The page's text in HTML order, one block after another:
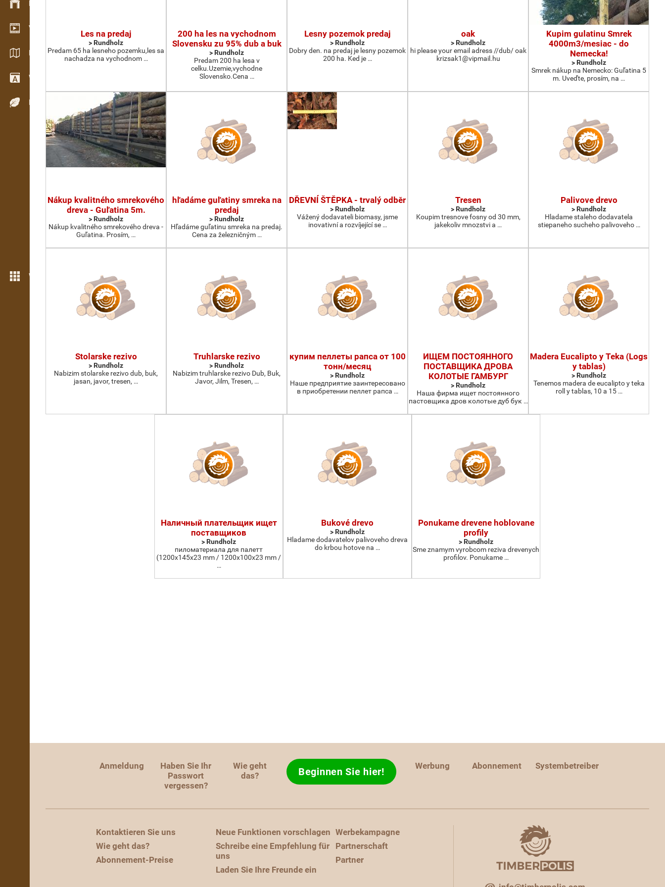
Bestandsmanagement
Video Showroom
Kataloge / Broschüren
Wörterbuch
Holzarten
Weitere Funktionen
Les na predaj
> Rundholz
Predam 65 ha lesneho pozemku,les sa
nachadza na vychodnom …
200 ha les na vychodnom
Slovensku zu 95% dub a buk
> Rundholz
Predam 200 ha lesa v
celku.Uzemie,vychodne
Slovensko.Cena …
Lesny pozemok predaj
> Rundholz
Dobry den. na predaj je lesny pozemok
200 ha. Ked je …
oak
> Rundholz
hi please your email adress //dub/ oak
krizsak1@vipmail.hu
Kupim gulatinu Smrek
4000m3/mesiac - do
Nemecka!
> Rundholz
Smrek nákup na Nemecko: Guľatina 5
m. Uveďte, prosím, na …
Nákup kvalitného smrekového
dreva - Guľatina 5m.
> Rundholz
Nákup kvalitného smrekového dreva -
Guľatina. Prosím, …
hľadáme guľatiny smreka na
predaj
> Rundholz
Hľadáme guľatinu smreka na predaj.
Cena za železničným …
DŘEVNÍ ŠTĚPKA - trvalý odběr
> Rundholz
Vážený dodavateli biomasy, jsme
inovativní a rozvíjející se …
Tresen
> Rundholz
Koupim tresnove fosny od 30 mm,
jakekoliv mnozstvi a …
Palivove drevo
> Rundholz
Hladame staleho dodavatela
stiepaneho sucheho palivoveho …
Stolarske rezivo
> Rundholz
Nabizim stolarske rezivo dub, buk,
jasan, javor, tresen, …
Truhlarske rezivo
> Rundholz
Nabizim truhlarske rezivo Dub, Buk,
Javor, Jilm, Tresen, …
купим пеллеты рапса от 100
тонн/месяц
> Rundholz
Наше предприятие заинтересовано
в приобретении пеллет рапса …
ИЩЕМ ПОСТОЯННОГО
ПОСТАВЩИКА ДРОВА
КОЛОТЫЕ ГАМБУРГ
> Rundholz
Наша фирма ищет постоянного
пастовщика дров колотые дуб бук …
Madera Eucalipto y Teka (Logs
y tablas)
> Rundholz
Tenemos madera de eucalipto y teka
roll y tablas, 10 a 15 …
Наличный плательщик ищет
поставщиков
> Rundholz
пиломатериала для палетт
(1200x145x23 mm / 1200x100x23 mm /
…
Bukové drevo
> Rundholz
Hladame dodavatelov palivoveho dreva
do krbou hotove na …
Ponukame drevene hoblovane
profily
> Rundholz
Sme znamym vyrobcom reziva drevenych
profilov. Ponukame …
Anmeldung
Haben Sie Ihr
Passwort
vergessen?
Wie geht
das?
Beginnen Sie hier! Werbung Abonnement Systembetreiber
Kontaktieren Sie uns
Wie geht das?
Abonnement-Preise
Neue Funktionen vorschlagen
Schreibe eine Empfehlung für
uns
Laden Sie Ihre Freunde ein
Werbekampagne
Partnerschaft
Partner